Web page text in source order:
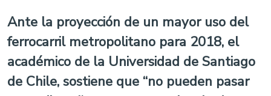
Ante la proyección de un mayor uso del
ferrocarril metropolitano para 2018, el
académico de la Universidad de Santiago
de Chile, sostiene que “no pueden pasar